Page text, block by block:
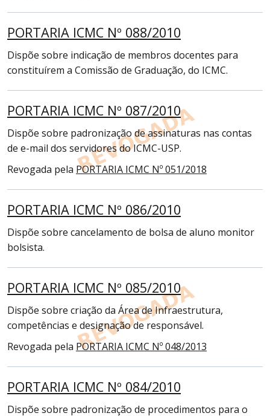
PORTARIA ICMC Nº 088/2010
Dispõe sobre indicação de membros docentes para
constituírem a Comissão de Graduação, do ICMC.
PORTARIA ICMC Nº 087/2010
Dispõe sobre padronização de assinaturas nas contas
de e-mail dos servidores do ICMC-USP.
Revogada pela PORTARIA ICMC Nº 051/2018
PORTARIA ICMC Nº 086/2010
Dispõe sobre cancelamento de bolsa de aluno monitor
bolsista.
PORTARIA ICMC Nº 085/2010
Dispõe sobre criação da Área de Infraestrutura,
competências e designação de responsável.
Revogada pela PORTARIA ICMC Nº 048/2013
PORTARIA ICMC Nº 084/2010
Dispõe sobre padronização de procedimentos para o